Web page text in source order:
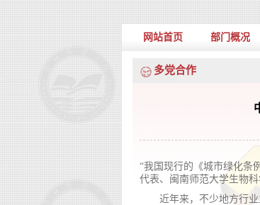
网站首页 部门概况
多党合作
“我国现行的《城市绿化条
代表、闽南师范大学生物
近年来，不少地方行